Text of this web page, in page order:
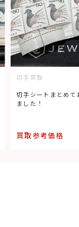
切手買取
切手シートまとめて
ました！
買取参考価格